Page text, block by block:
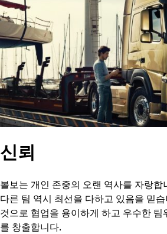
신뢰
볼보는 개인 존중의 오랜 역사를 자랑합
다른 팀 역시 최선을 다하고 있음을 믿
것으로 협업을 용이하게 하고 우수한
를 창출합니다.